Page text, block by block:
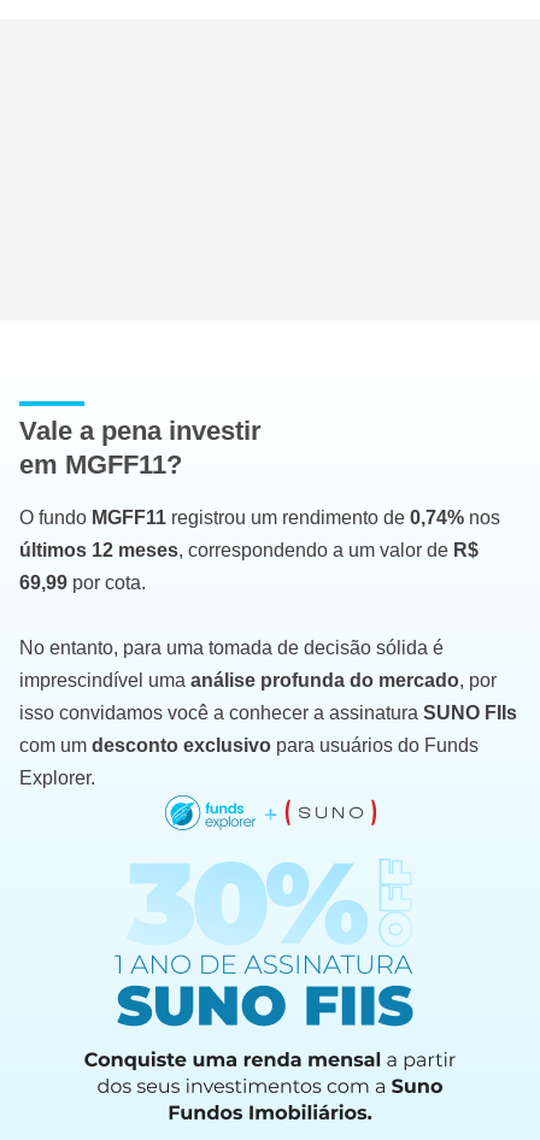
Vale a pena investir
em MGFF11?
O fundo MGFF11 registrou um rendimento de 0,74% nos
últimos 12 meses, correspondendo a um valor de R$
69,99 por cota.
No entanto, para uma tomada de decisão sólida é
imprescindível uma análise profunda do mercado, por
isso convidamos você a conhecer a assinatura SUNO FIIs
com um desconto exclusivo para usuários do Funds
Explorer.